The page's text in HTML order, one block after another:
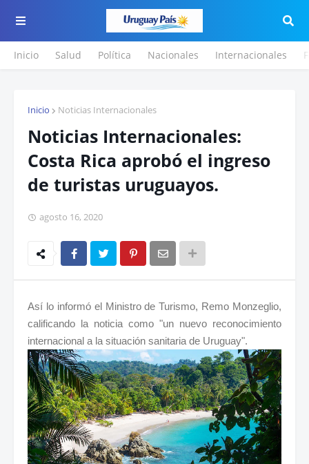
Inicio Salud Política Nacionales Internacionales
Inicio Noticias Internacionales
Noticias Internacionales:
Costa Rica aprobó el ingreso
de turistas uruguayos.
agosto 16, 2020
Así lo informó el Ministro de Turismo, Remo Monzeglio,
calificando la noticia como "un nuevo reconocimiento
internacional a la situación sanitaria de Uruguay".